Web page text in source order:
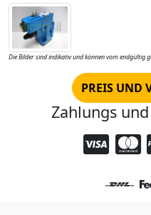
Die Bilder sind indikativ und können vom endgültig
PREIS UND
Zahlungs